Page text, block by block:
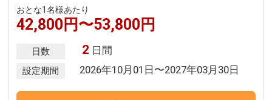
おとな1名様あたり
42,800円〜53,800円
日数 2 日間
設定期間 2026年10月01日〜2027年03月30日